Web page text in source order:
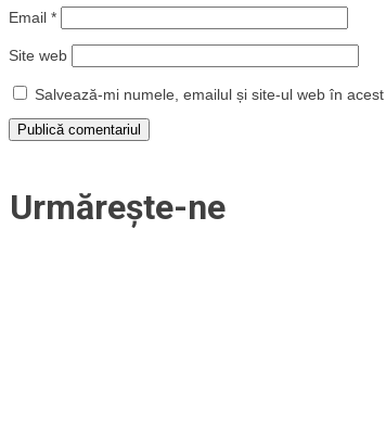
Email *
Site web
Salvează-mi numele, emailul și site-ul web în
Urmărește-ne